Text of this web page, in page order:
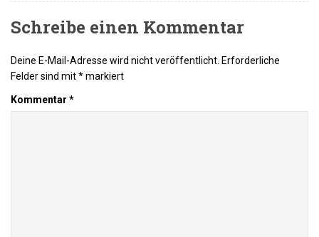
Schreibe einen Kommentar
Deine E-Mail-Adresse wird nicht veröffentlicht. Erforderliche
Felder sind mit*markiert
Kommentar *